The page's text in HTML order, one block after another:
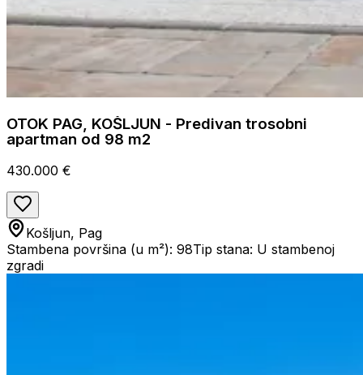
OTOK PAG, KOŠLJUN - Predivan trosobni
apartman od 98 m2
430.000 €
Košljun, Pag
Stambena površina (u m²): 98Tip stana: U stambenoj
zgradi